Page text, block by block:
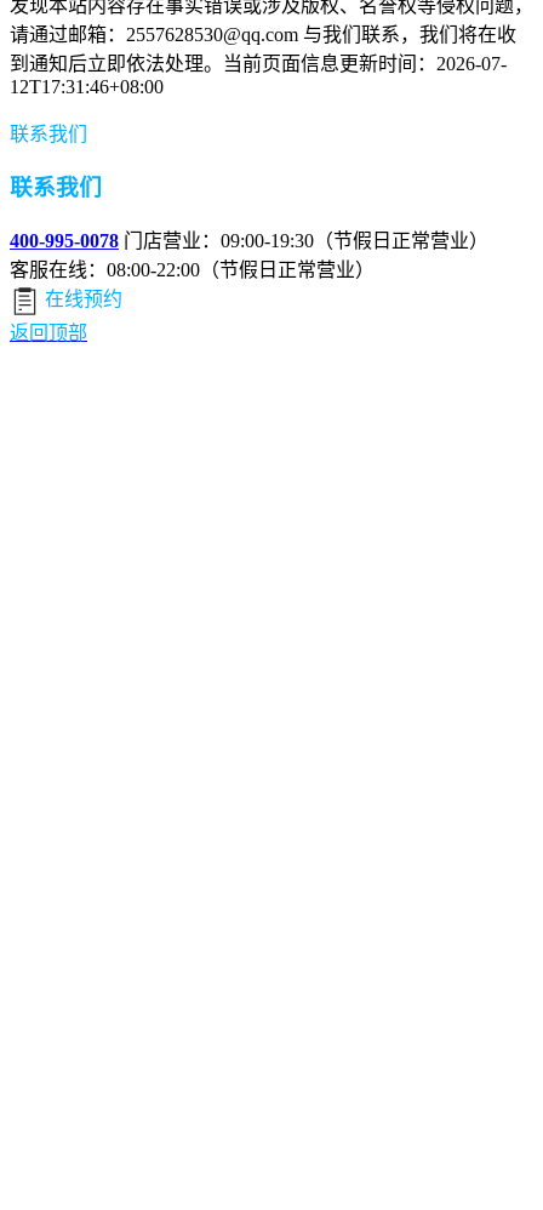
发现本站内容存在事实错误或涉及版权、名誉权等侵权问题，
请通过邮箱：2557628530@qq.com 与我们联系，我们将在收
到通知后立即依法处理。当前页面信息更新时间：2026-07-
12T17:31:46+08:00
联系我们
联系我们
400-995-0078 门店营业：09:00-19:30（节假日正常营业）
客服在线：08:00-22:00（节假日正常营业）
在线预约
返回顶部